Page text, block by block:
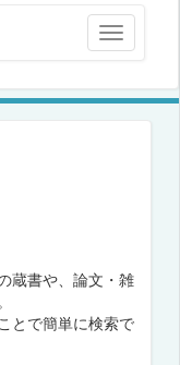
蔵書や、論文・雑
とで簡単に検索で